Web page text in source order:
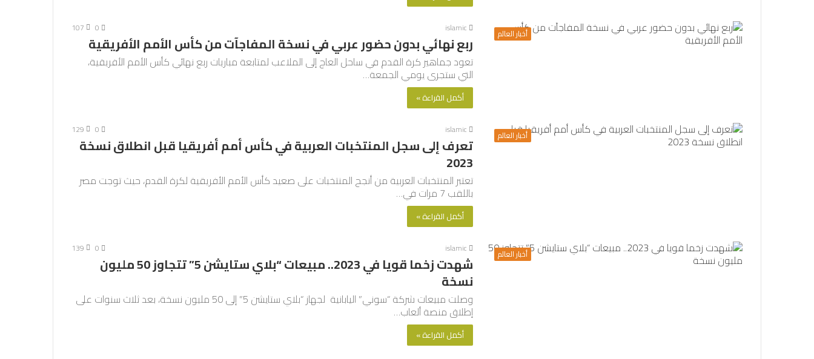
أخبار العالم islamic
0
107
ربع نهائي بدون حضور عربي في نسخة المفاجآت من كأس الأمم الأفريقية
تعود جماهير كرة القدم في ساحل العاج إلى الملاعب لمتابعة مباريات ربع نهائي كأس الأمم الأفريقية،
التي ستجرى يومي الجمعة…
أكمل القراءة »
أخبار العالم islamic
0
129
تعرف إلى سجل المنتخبات العربية في كأس أمم أفريقيا قبل انطلاق نسخة
2023
تعتبر المنتخبات العربية من أنجح المنتخبات على صعيد كأس الأمم الأفريقية لكرة القدم، حيث توجت مصر
باللقب 7 مرات في…
أكمل القراءة »
أخبار العالم islamic
0
139
شهدت زخما قويا في 2023.. مبيعات “بلاي ستايشن 5” تتجاوز 50 مليون
نسخة
وصلت مبيعات شركة “سوني” اليابانية لجهاز “بلاي ستايشن 5” إلى 50 مليون نسخة، بعد ثلاث سنوات على
إطلاق منصة ألعاب…
أكمل القراءة »